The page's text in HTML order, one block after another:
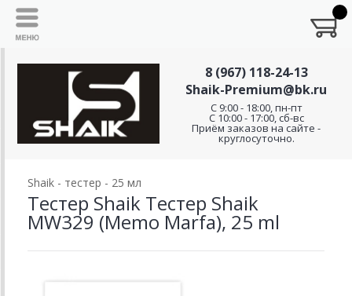
8 (967) 118-24-13
Shaik-Premium@bk.ru
C 9:00 - 18:00, пн-пт
С 10:00 - 17:00, сб-вс
Приём заказов на сайте -
круглосуточно.
Shaik - тестер - 25 мл
Тестер Shaik Тестер Shaik
MW329 (Memo Marfa), 25 ml